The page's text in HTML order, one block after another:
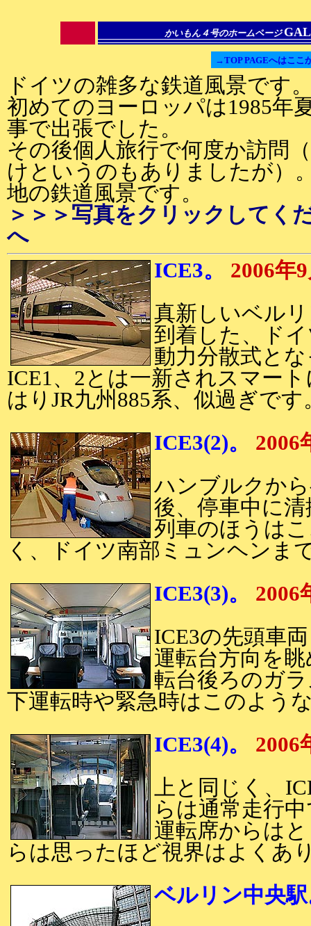
かいもん４号のホームページ
→TOP PAGEへはここ
ドイツの雑多な鉄道風景です
初めてのヨーロッパは1985年
事で出張でした。
その後個人旅行で何度か訪問
けというのもありましたが）
地の鉄道風景です。
＞＞＞写真をクリックしてく
へ
ICE3。
2006年
真新しいベル
到着した、ド
動力分散式と
ICE1、2とは一新されスマー
はりJR九州885系、似過ぎです
ICE3(2)。
2006
ハンブルクか
後、停車中に
列車のほうは
く、ドイツ南部ミュンヘンま
ICE3(3)。
2006
ICE3の先頭車
運転台方向を
転台後ろのガ
下運転時や緊急時はこのよう
ICE3(4)。
2006
上と同じく、
らは通常走行
運転席からは
らは思ったほど視界はよくあ
ベルリン中央